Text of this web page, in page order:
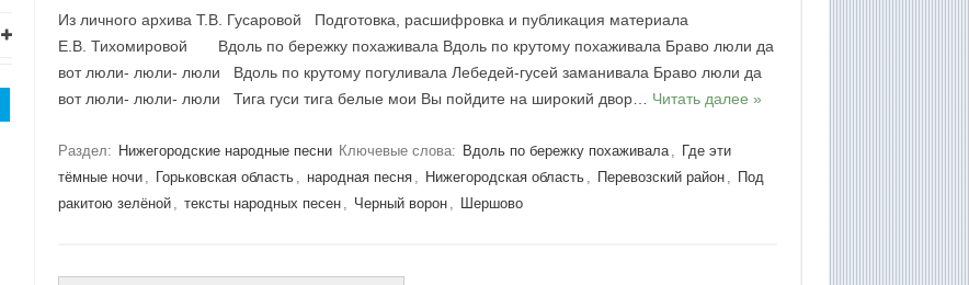
Из личного архива Т.В. Гусаровой Подготовка, расшифровка и публикация материала
Е.В. Тихомировой Вдоль по бережку похаживала Вдоль по крутому похаживала Браво люли да
вот люли- люли- люли Вдоль по крутому погуливала Лебедей-гусей заманивала Браво люли да
вот люли- люли- люли Тига гуси тига белые мои Вы пойдите на широкий двор… Читать далее »
Раздел: Нижегородские народные песни Ключевые слова: Вдоль по бережку похаживала, Где эти
тёмные ночи , Горьковская область , народная песня , Нижегородская область , Перевозский район , Под
ракитою зелёной , тексты народных песен , Черный ворон , Шершово